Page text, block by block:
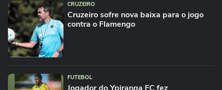
CRUZEIRO
Cruzeiro sofre nova baixa para o jogo
contra o Flamengo
FUTEBOL